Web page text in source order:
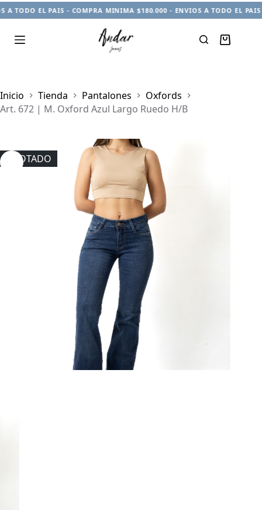
EL PAIS - COMPRA MINIMA $180.000 - ENVIOS A TODO EL PAIS -
Carro
Inicio
Tienda Pantalones
Oxfords
Art. 672 | M. Oxford Azul Largo Ruedo H/B
AGOTADO